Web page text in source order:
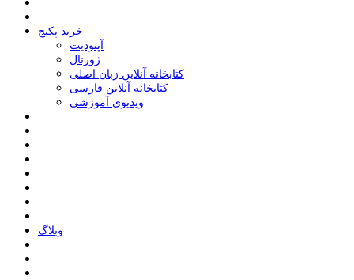
خرید پکیج
ﺁﭘﺘﻮﺩﯾﺖ
ﮊﻭﺭﻧﺎﻝ
کتابخانه آنلاین زبان اصلی
کتابخانه آنلاین فارسی
ویدیوی آموزشی
وبلاگ